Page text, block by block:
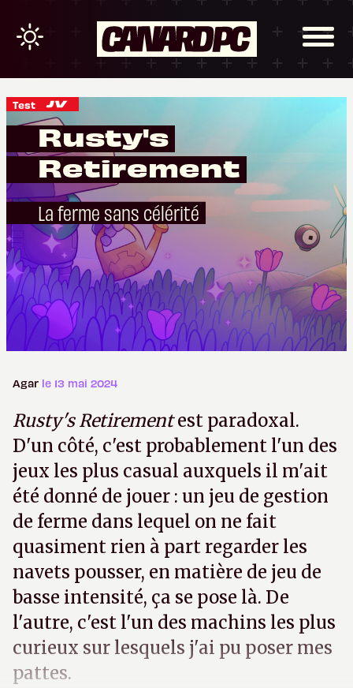
Test
Rusty's
Retirement
La ferme sans célérité
Agar le 13 mai 2024
Rusty's Retirementest paradoxal.
D'un côté, c'est probablement l'un des
jeux les plus casual auxquels il m'ait
été donné de jouer : un jeu de gestion
de ferme dans lequel on ne fait
quasiment rien à part regarder les
navets pousser, en matière de jeu de
basse intensité, ça se pose là. De
l'autre, c'est l'un des machins les plus
curieux sur lesquels j'ai pu poser mes
pattes.